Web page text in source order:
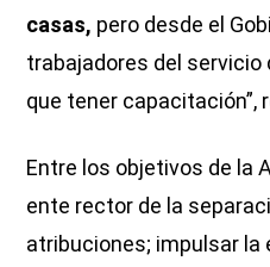
casas, pero desde el
trabajadores del servicio
que tener capacitación”,
Entre los objetivos de la
ente rector de la
atribuciones; impulsar la